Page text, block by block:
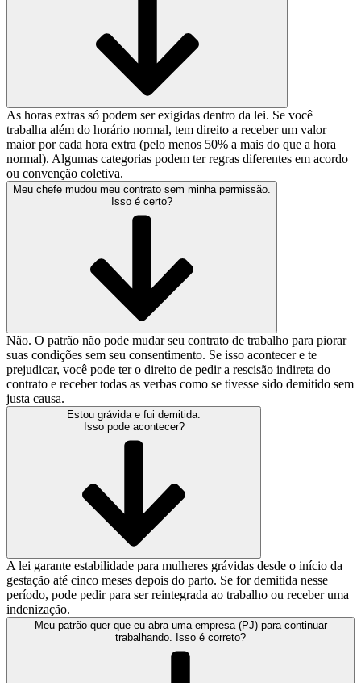
As horas extras só podem ser exigidas dentro da lei. Se você
trabalha além do horário normal, tem direito a receber um valor
maior por cada hora extra (pelo menos 50% a mais do que a hora
normal). Algumas categorias podem ter regras diferentes em acordo
ou convenção coletiva.
Meu chefe mudou meu contrato sem minha permissão.
Isso é certo?
Não. O patrão não pode mudar seu contrato de trabalho para piorar
suas condições sem seu consentimento. Se isso acontecer e te
prejudicar, você pode ter o direito de pedir a rescisão indireta do
contrato e receber todas as verbas como se tivesse sido demitido sem
justa causa.
Estou grávida e fui demitida.
Isso pode acontecer?
A lei garante estabilidade para mulheres grávidas desde o início da
gestação até cinco meses depois do parto. Se for demitida nesse
período, pode pedir para ser reintegrada ao trabalho ou receber uma
indenização.
Meu patrão quer que eu abra uma empresa (PJ) para continuar
trabalhando. Isso é correto?